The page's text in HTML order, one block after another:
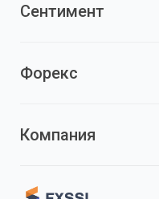
Сентимент
Форекс
Компания